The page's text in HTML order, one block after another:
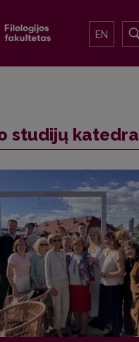
EN
studijų katedra